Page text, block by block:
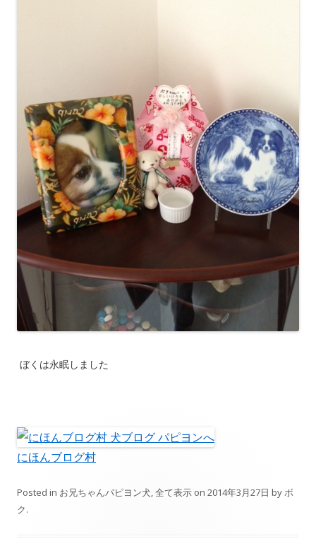
ぼくは永眠しました
にほんブログ村
Posted in お兄ちゃんパピヨン犬,全て表示 on 2014年3月27日 byボ
ク.